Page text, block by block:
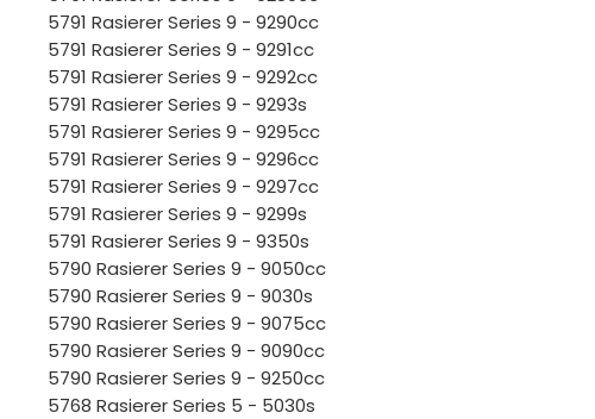
5791 Rasierer Series 9 - 9290cc
5791 Rasierer Series 9 - 9291cc
5791 Rasierer Series 9 - 9292cc
5791 Rasierer Series 9 - 9293s
5791 Rasierer Series 9 - 9295cc
5791 Rasierer Series 9 - 9296cc
5791 Rasierer Series 9 - 9297cc
5791 Rasierer Series 9 - 9299s
5791 Rasierer Series 9 - 9350s
5790 Rasierer Series 9 - 9050cc
5790 Rasierer Series 9 - 9030s
5790 Rasierer Series 9 - 9075cc
5790 Rasierer Series 9 - 9090cc
5790 Rasierer Series 9 - 9250cc
5768 Rasierer Series 5 - 5030s